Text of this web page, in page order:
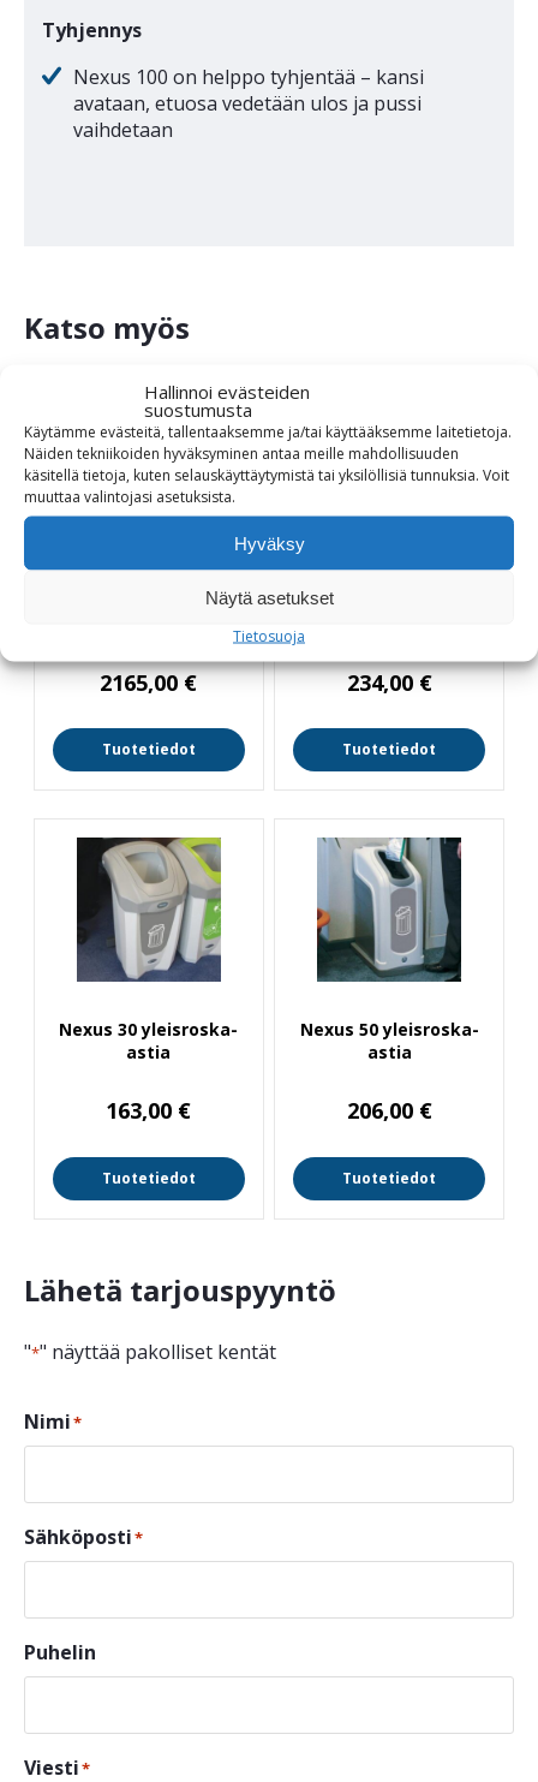
Hallinnoi evästeiden
suostumusta
Käytämme evästeitä, tallentaaksemme ja/tai käyttääksemme laitetietoja.
Näiden tekniikoiden hyväksyminen antaa meille mahdollisuuden
käsitellä tietoja, kuten selauskäyttäytymistä tai yksilöllisiä tunnuksia. Voit
muuttaa valintojasi asetuksista.
Hyväksy
Näytä asetukset
Tietosuoja
Tyhjennys
Nexus 100 on helppo tyhjentää – kansi
avataan, etuosa vedetään ulos ja pussi
vaihdetaan
Katso myös
Electra 170 DUO
2165,00€
Tuotetiedot
Nexus 30 C-Thru
234,00€
Tuotetiedot
Nexus 30 yleisroska-
astia
163,00 €
Tuotetiedot
Nexus 50 yleisroska-
astia
206,00 €
Tuotetiedot
Lähetä tarjouspyyntö
"*" näyttää pakolliset kentät
Nimi*
Sähköposti*
Puhelin
Viesti*